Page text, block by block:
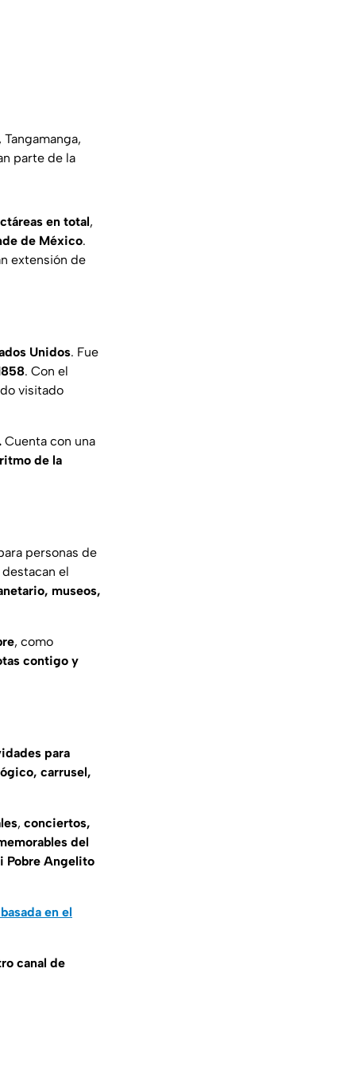
parte de la
en total,
de México.
extensión de
Unidos. Fue
. Con el
visitado
Cuenta con una
de la
personas de
el
museos,
, como
contigo y
para
carrusel,
, conciertos,
del
Pobre Angelito
en el
canal de